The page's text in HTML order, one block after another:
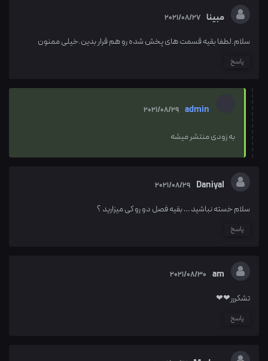
مبینا 2021/08/27
سلام.لطفا بقیه قسمت های پخش شده رو هم قرار بدین.خیلی ممنون
پاسخ
admin
2021/08/29
به زودی منتشر میشه
Daniyal
2021/08/29
سلام خسته نباشید … بقیه فصل دو رو کی میزارید ؟
پاسخ
am
2021/08/30
تشکررر❤❤
پاسخ